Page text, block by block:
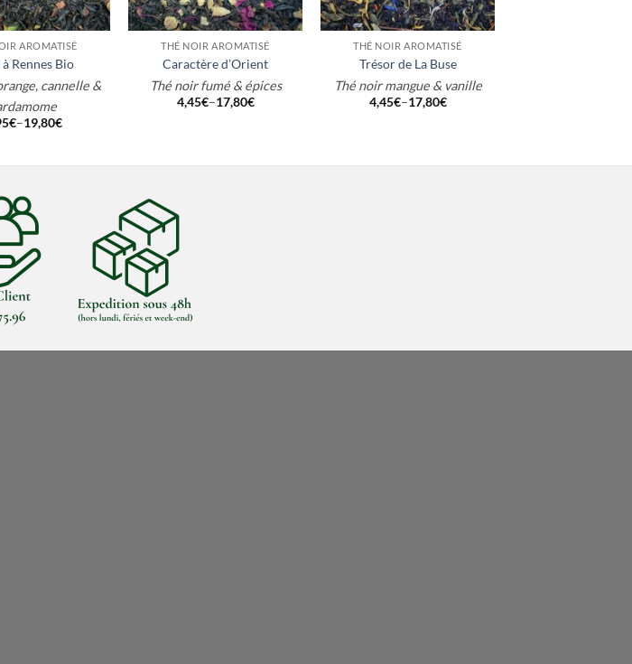
AROMATISÉ
Rennes Bio
cannelle &
€–19,80€
+
THÉ NOIR AROMATISÉ
Caractère d’Orient
Thé noir fumé & épices
4,45€–17,80€
+
THÉ NOIR AROMATISÉ
Trésor de La Buse
Thé noir mangue & vanille
4,45€–17,80€